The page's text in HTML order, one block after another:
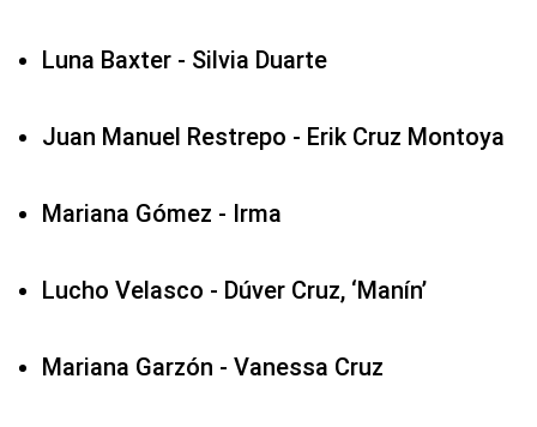
Luna Baxter - Silvia Duarte
Juan Manuel Restrepo - Erik Cruz Montoya
Mariana Gómez - Irma
Lucho Velasco - Dúver Cruz, ‘Manín’
Mariana Garzón - Vanessa Cruz